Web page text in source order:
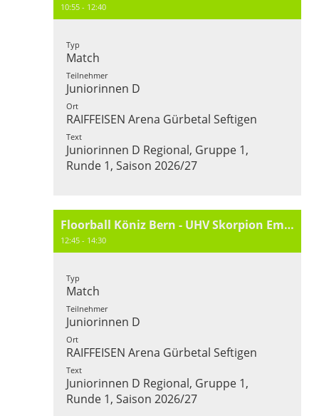
10:55 - 12:40
Typ
Match
Teilnehmer
Juniorinnen D
Ort
RAIFFEISEN Arena Gürbetal Seftigen
Text
Juniorinnen D Regional, Gruppe 1,
Runde 1, Saison 2026/27
Floorball Köniz Bern - UHV Skorpion Emmental
12:45 - 14:30
Typ
Match
Teilnehmer
Juniorinnen D
Ort
RAIFFEISEN Arena Gürbetal Seftigen
Text
Juniorinnen D Regional, Gruppe 1,
Runde 1, Saison 2026/27